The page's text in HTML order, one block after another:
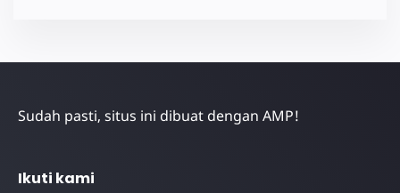
Sudah pasti, situs ini dibuat dengan AMP!
Ikuti kami